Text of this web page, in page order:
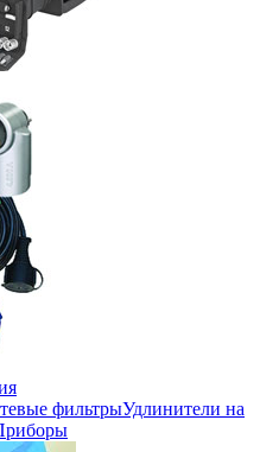
фильтрыУдлинители на